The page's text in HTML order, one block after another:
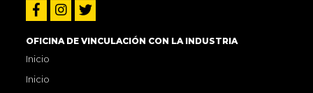
OFICINA DE VINCULACIÓN CON LA INDUSTRIA
Inicio
Inicio